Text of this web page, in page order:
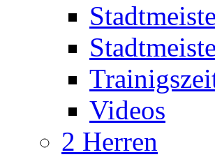
Videos
2 Herren